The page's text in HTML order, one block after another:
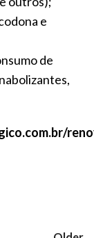
e
de